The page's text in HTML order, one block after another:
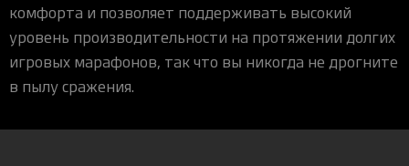
комфорта и позволяет поддерживать высокий
уровень производительности на протяжении долгих
игровых марафонов, так что вы никогда не дрогните
в пылу сражения.